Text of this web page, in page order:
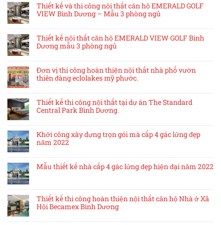
Thiết kế và thi công nội thất căn hộ EMERALD GOLF
VIEW Bình Dương – Mẫu 3 phòng ngủ
Thiết kế nội thất căn hộ EMERALD VIEW GOLF Bình
Dương mẫu 3 phòng ngủ
Đơn vị thi công hoàn thiện nội thất nhà phố vườn
thiên đàng eclolakes mỹ phước.
Thiết kế thi công nội thất tại dự án The Standard
Central Park Bình Dương.
Khởi công xây dựng trọn gói mà cấp 4 gác lửng đẹp
năm 2022
Mẫu thiết kế nhà cấp 4 gác lửng đẹp hiện đại năm 2022
Thiết kế thi công hoàn thiện nội thất căn hộ Nhà ở Xã
Hội Becamex Bình Dương